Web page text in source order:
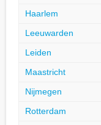
Haarlem
Leeuwarden
Leiden
Maastricht
Nijmegen
Rotterdam